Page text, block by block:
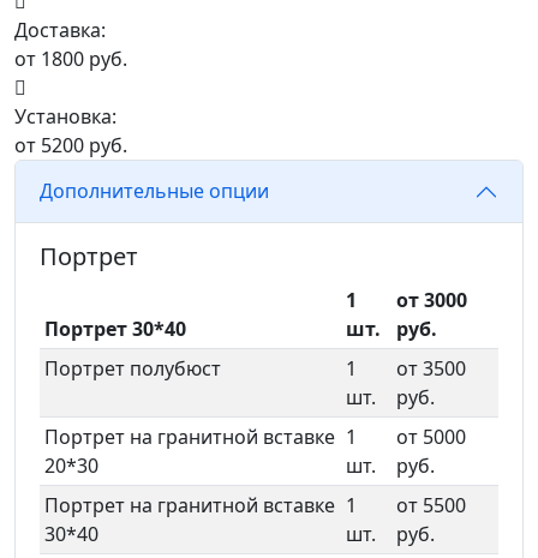
Доставка:
от 1800 руб.
Установка:
от 5200 руб.
Дополнительные опции
Портрет
Портрет 30*40
1
шт.
от 3000
руб.
Портрет полубюст
1
шт.
от 3500
руб.
Портрет на гранитной вставке
20*30
1
шт.
от 5000
руб.
Портрет на гранитной вставке
30*40
1
шт.
от 5500
руб.